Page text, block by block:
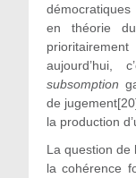
en théorie
aujourd’hui,
subsomption
de
la production
La question de
la cohérence